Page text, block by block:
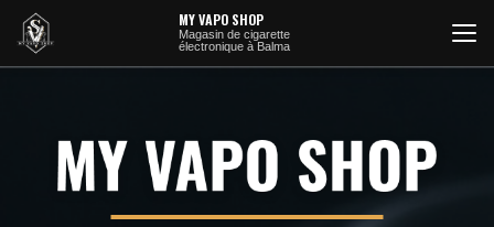
contenu
principal
MY VAPO SHOP
Magasin de cigarette
électronique à Balma